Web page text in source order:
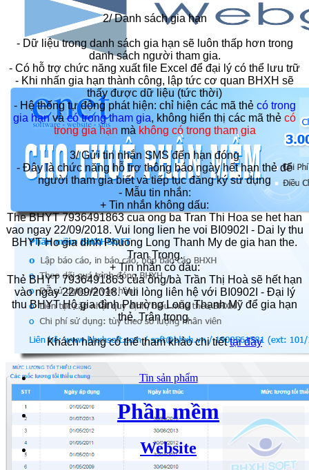
2/ Danh sách gia hạn
- Dữ liệu trong danh sách gia hạn sẽ luôn thấp hơn trong
danh sách người tham gia.
- Có hỗ trợ chức năng xuất file Excel để đại lý có thể lưu trữ
- Khi nhấn gia hạn thành công, lập tức cơ quan BHXH sẽ
thấy được dữ liệu (tức thời)
- Hệ thống tự động phát hiện: chỉ hiện các mã thẻ có trong
gia hạnvàcó trong tham gia, không hiển thị các mã thẻ có
trong gia hạn mà không có trong tham gia
3/ Gửi tin nhắn SMS đến hạn đóng
- Đây là chức năng hỗ trợ thông báo ngày hết hạn thẻ để
người tham gia biết và tiếp tục đăng ký sử dụng
- Mẫu tin nhắn:
+ Tin nhắn không dấu:
The BHYT 7936491863 cua ong ba Tran Thi Hoa se het han
vao ngay 22/09/2018. Vui long lien he voi BI0902I - Dai ly thu
BHYT Ho gia dinh Phuong Long Thanh My de gia han the.
Tran Trong.
+ Tin nhắn có dấu:
Thẻ BHYT 7936491863 của ông/bà Trần Thị Hoà sẽ hết hạn
vào ngày 22/09/2018. Vui lòng liên hệ với BI0902I - Đại lý
thu BHYT Hộ gia đình Phường Long Thạnh Mỹ để gia hạn
thẻ. Trân trọng.
Khách hàng có thể tham khảo chi tiếttại đây
Tin sản phẩm
Phần mềm
Website